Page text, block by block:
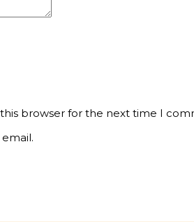
browser for the next time I